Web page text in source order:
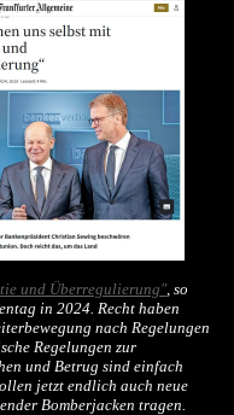
und Überregulierung", so
in 2024. Recht haben
nach Regelungen
Regelungen zur
und Betrug sind einfach
jetzt endlich auch neue
Bomberjacken tragen.